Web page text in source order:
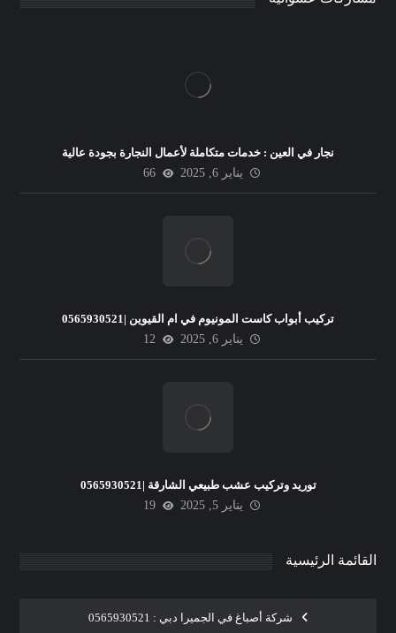
نجار في العين : خدمات متكاملة لأعمال النجارة بجودة عالية
يناير 6, 2025
66
تركيب أبواب كاست المونيوم في ام القيوين |0565930521
يناير 6, 2025
12
توريد وتركيب عشب طبيعي الشارقة |0565930521
يناير 5, 2025
19
القائمة الرئيسية
شركة أصباغ في الجميرا دبي : 0565930521